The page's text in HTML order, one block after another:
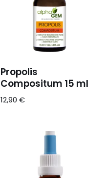
Propolis
Compositum 15 ml
12,90€